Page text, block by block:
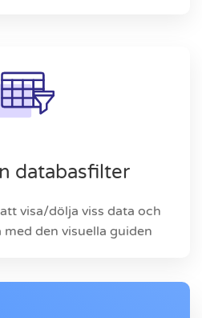
databasfilter
visa/dölja viss data och
den visuella guiden